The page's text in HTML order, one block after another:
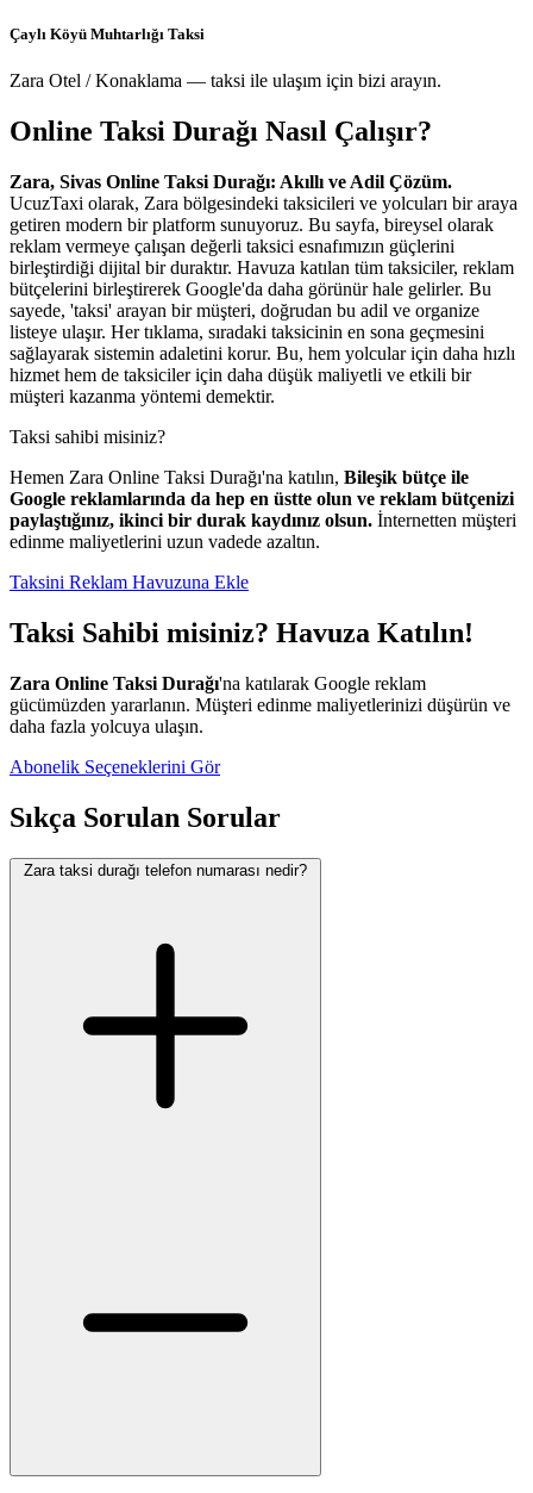
Çaylı Köyü Muhtarlığı Taksi
Zara Otel / Konaklama — taksi ile ulaşım için bizi arayın.
Online Taksi Durağı Nasıl Çalışır?
Zara, Sivas Online Taksi Durağı: Akıllı ve Adil Çözüm.
UcuzTaxi olarak, Zara bölgesindeki taksicileri ve yolcuları bir araya
getiren modern bir platform sunuyoruz. Bu sayfa, bireysel olarak
reklam vermeye çalışan değerli taksici esnafımızın güçlerini
birleştirdiği dijital bir duraktır. Havuza katılan tüm taksiciler, reklam
bütçelerini birleştirerek Google'da daha görünür hale gelirler. Bu
sayede, 'taksi' arayan bir müşteri, doğrudan bu adil ve organize
listeye ulaşır. Her tıklama, sıradaki taksicinin en sona geçmesini
sağlayarak sistemin adaletini korur. Bu, hem yolcular için daha hızlı
hizmet hem de taksiciler için daha düşük maliyetli ve etkili bir
müşteri kazanma yöntemi demektir.
Taksi sahibi misiniz?
Hemen Zara Online Taksi Durağı'na katılın, Bileşik bütçe ile
Google reklamlarında da hep en üstte olun ve reklam bütçenizi
paylaştığınız, ikinci bir durak kaydınız olsun. İnternetten müşteri
edinme maliyetlerini uzun vadede azaltın.
Taksini Reklam Havuzuna Ekle
Taksi Sahibi misiniz? Havuza Katılın!
Zara Online Taksi Durağı'na katılarak Google reklam
gücümüzden yararlanın. Müşteri edinme maliyetlerinizi düşürün ve
daha fazla yolcuya ulaşın.
Abonelik Seçeneklerini Gör
Sıkça Sorulan Sorular
Zara taksi durağı telefon numarası nedir?